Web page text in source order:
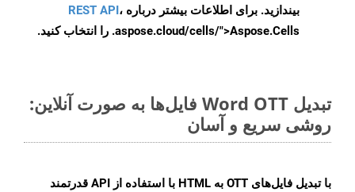
بیندازید. برای اطلاعات بیشتر درباره REST API،
.aspose.cloud/cells/">Aspose.Cells را انتخاب کنید.
تبدیل Word OTT فایل‌ها به صورت آنلاین:
روشی سریع و آسان
با تبدیل فایل‌های OTT به HTML با استفاده از API قدرتمند